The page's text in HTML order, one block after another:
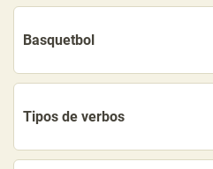
Basquetbol
Tipos de verbos